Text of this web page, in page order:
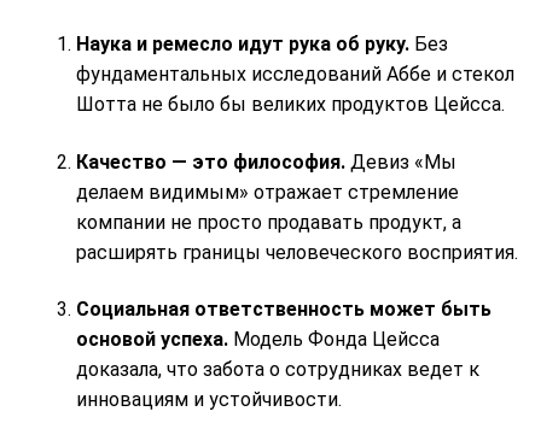
Наука и ремесло идут рука об руку. Без
фундаментальных исследований Аббе и стекол
Шотта не было бы великих продуктов Цейсса.
Качество — это философия. Девиз «Мы
делаем видимым» отражает стремление
компании не просто продавать продукт, а
расширять границы человеческого восприятия.
Социальная ответственность может быть
основой успеха. Модель Фонда Цейсса
доказала, что забота о сотрудниках ведет к
инновациям и устойчивости.